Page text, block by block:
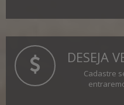
DESEJA
Cadastre